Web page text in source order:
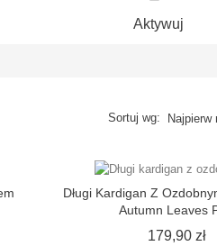
Aktywuj
Sortuj wg: Najpierw
Długi Kardigan Z
Autumn Leaves
179,90 zł